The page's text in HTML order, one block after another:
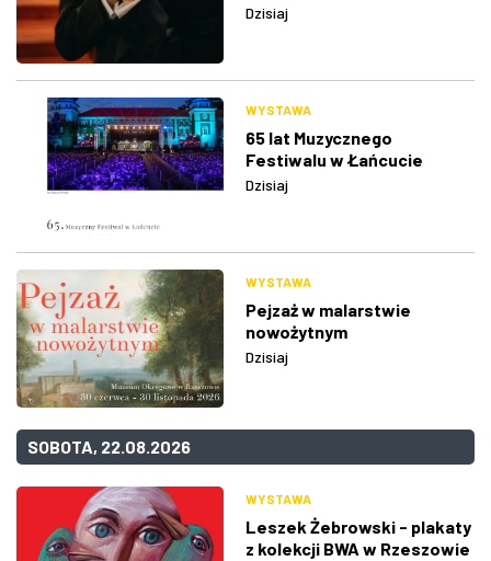
Dzisiaj
WYSTAWA
65 lat Muzycznego
Festiwalu w Łańcucie
Dzisiaj
WYSTAWA
Pejzaż w malarstwie
nowożytnym
Dzisiaj
SOBOTA, 22.08.2026
WYSTAWA
Leszek Żebrowski - plakaty
z kolekcji BWA w Rzeszowie